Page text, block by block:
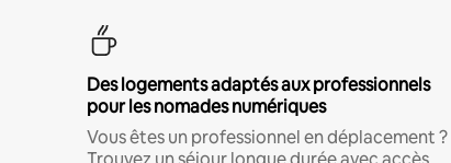
Des logements adaptés aux professionnels
pour les nomades numériques
Vous êtes un professionnel en déplacement ?